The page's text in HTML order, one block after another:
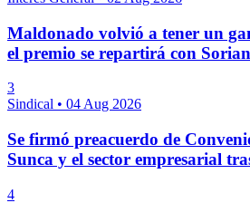
Maldonado volvió a tener un
el premio se repartirá con
3
Sindical • 04 Aug 2026
Se firmó preacuerdo de
Sunca y el sector empresarial
4